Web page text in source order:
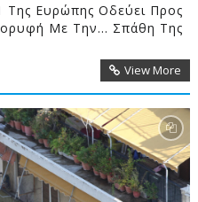
Ευρώπης Οδεύει Προς
Με Την... Σπάθη Της
View More